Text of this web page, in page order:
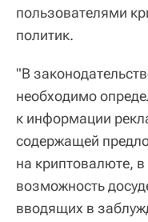
пользователями
политик.
"В
необходимо
к информации
содержащей
на криптовалюте,
возможность
вводящих в